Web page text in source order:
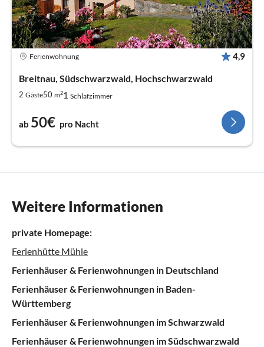
Ferienwohnung 4,9
Breitnau, Südschwarzwald, Hochschwarzwald
2 Gäste50 m21 Schlafzimmer
ab 50€ pro Nacht
Weitere Informationen
private Homepage:
Ferienhütte Mühle
Ferienhäuser & Ferienwohnungen in Deutschland
Ferienhäuser & Ferienwohnungen in Baden-
Württemberg
Ferienhäuser & Ferienwohnungen im Schwarzwald
Ferienhäuser & Ferienwohnungen im Südschwarzwald